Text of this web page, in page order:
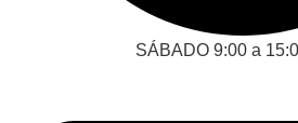
SÁBADO 9:00 a